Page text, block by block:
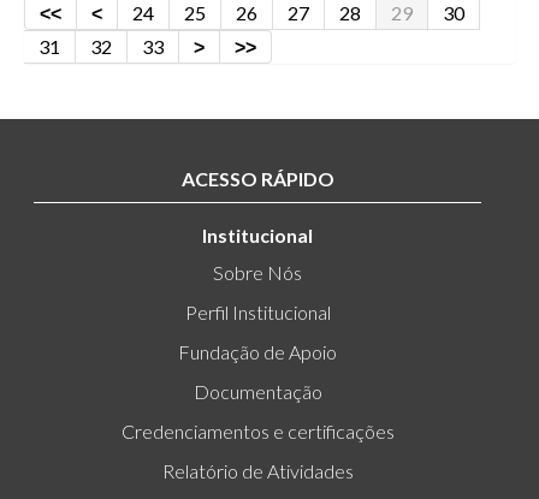
24 25 26 27 28 29
30
31
32 33
ACESSO RÁPIDO
Institucional
Sobre Nós
Perfil Institucional
Fundação de Apoio
Documentação
Credenciamentos e certificações
Relatório de Atividades